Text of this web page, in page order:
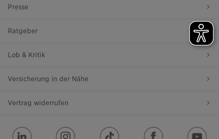
Presse
Ratgeber
Lob & Kritik
Versicherung in der Nähe
Vertrag widerrufen